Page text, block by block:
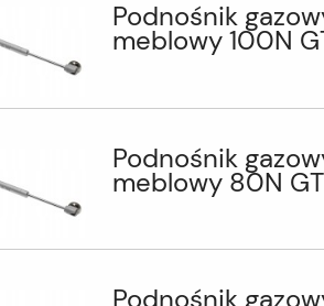
Podnośnik
meblowy 100N
Podnośnik
meblowy 80N
Podnośnik